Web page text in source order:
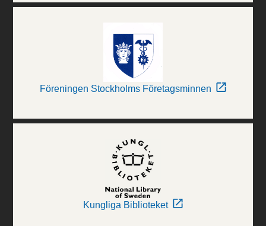
Föreningen Stockholms Företagsminnen
Kungliga Biblioteket